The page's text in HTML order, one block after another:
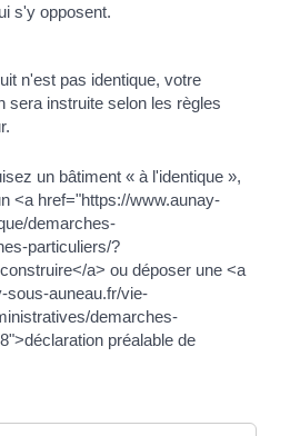
s'y opposent.
n'est pas identique, votre
sera instruite selon les règles
un bâtiment « à l'identique »,
<a href="https://www.aunay-
demarches-
particuliers/?
a> ou déposer une <a
sous-auneau.fr/vie-
demarches-
préalable de